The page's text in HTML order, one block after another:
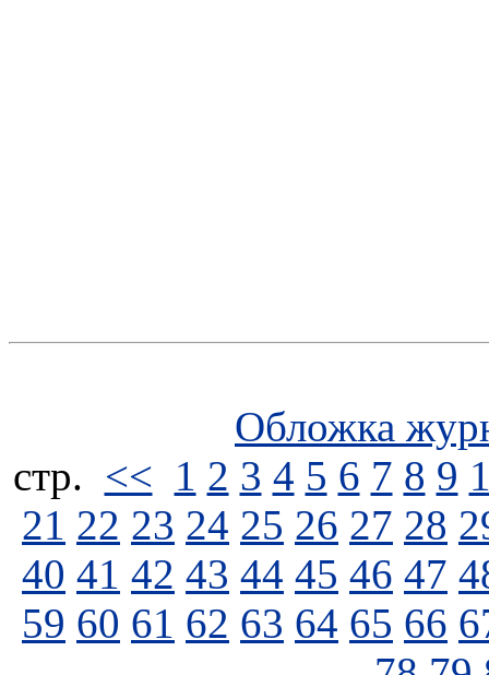
Обложка
стp. << 1 2 3 4 5 6 7 8 9
21 22 23 24 25 26 27 28
40 41 42 43 44 45 46 47
59 60 61 62 63 64 65 66